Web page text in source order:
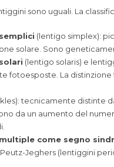
sono uguali. La
(lentigo simplex):
solare. Sono
(lentigo solaris) e
fotoesposte. La distinzione
tecnicamente distinte
da un aumento del
come segno
Jeghers (lentiggini